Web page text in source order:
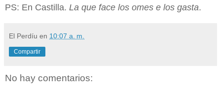
PS: En Castilla. La que face los omes e los gasta.
El Perdíu en 10:07 a. m.
Compartir
No hay comentarios: